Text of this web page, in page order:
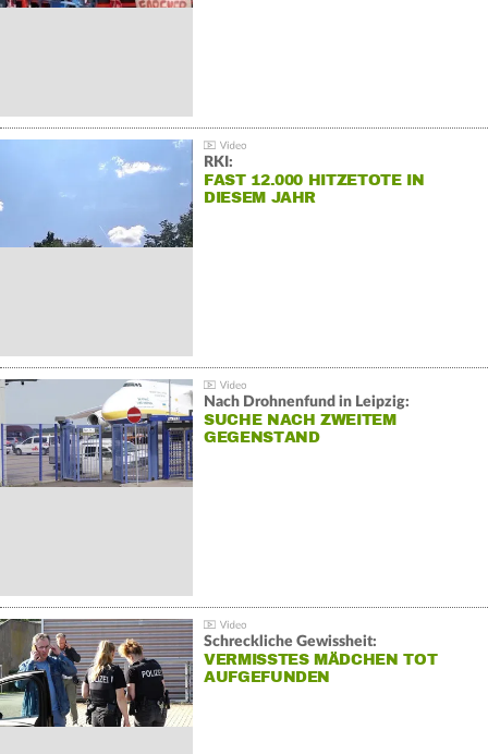
RKI:
FAST 12.000 HITZETOTE IN
DIESEM JAHR
Nach Drohnenfund in Leipzig:
SUCHE NACH ZWEITEM
GEGENSTAND
Schreckliche Gewissheit:
VERMISSTES MÄDCHEN TOT
AUFGEFUNDEN